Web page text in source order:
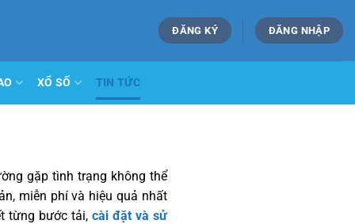
ĐĂNG KÝ ĐĂNG NHẬP
XỔ SỐ TIN TỨC
gặp tình trạng không thể
miễn phí và hiệu quả nhất
từng bước tải, cài đặt và sử